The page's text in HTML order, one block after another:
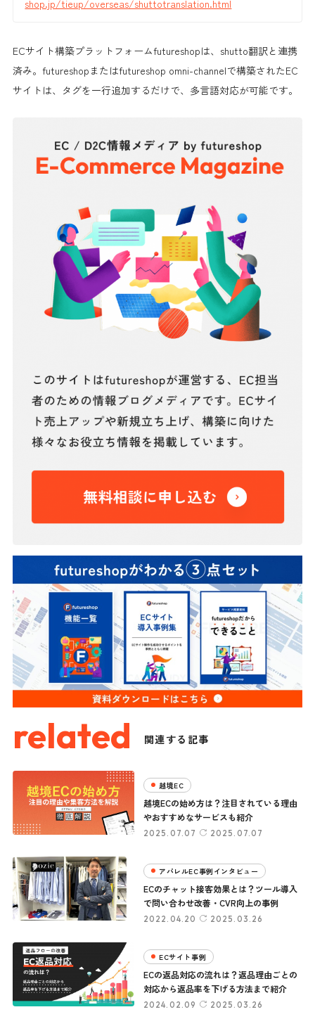
shop.jp/tieup/overseas/shuttotranslation.html
ECサイト構築プラットフォームfutureshopは、shutto翻訳と連携
済み。futureshopまたはfutureshop omni-channelで構築されたEC
サイトは、タグを一行追加するだけで、多言語対応が可能です。
related 関連する記事
越境EC
2025.07.07 2025.07.07
越境ECの始め方は？注目されている理由
やおすすめなサービスも紹介
アパレルEC事例インタビュー
2022.04.20 2025.03.26
ECのチャット接客効果とは？ツール導入
で問い合わせ改善・CVR向上の事例
ECサイト事例
2024.02.09 2025.03.26
ECの返品対応の流れは？返品理由ごとの
対応から返品率を下げる方法まで紹介